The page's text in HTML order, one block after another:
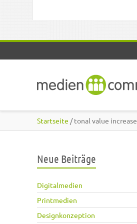
Startseite / tonal value increase
Neue Beiträge
Digitalmedien
Printmedien
Designkonzeption